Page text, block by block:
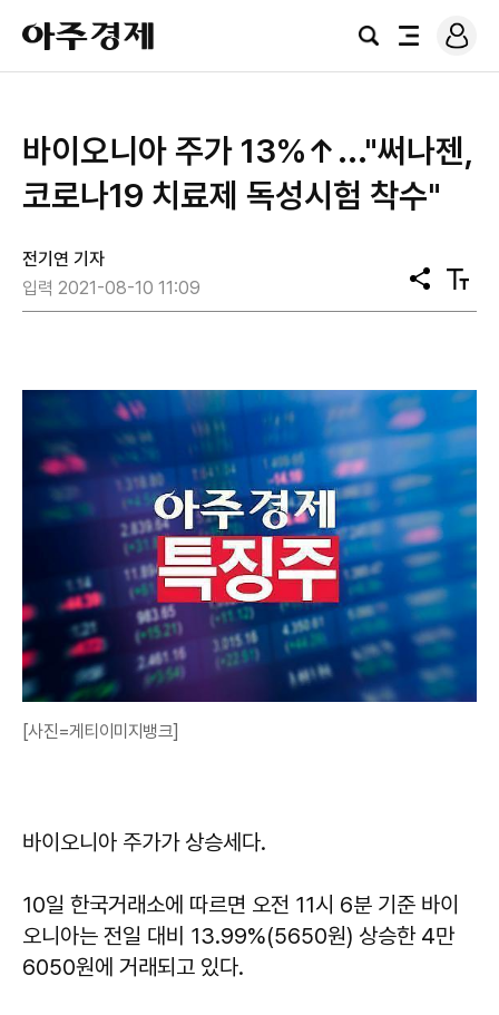
아
주
경
검
전
로
그
바이오니아 주가 13%↑..."써나젠,
코로나19 치료제 독성시험 착수"
전기연 기자
입력 2021-08-10 11:09
공
유
텍
스
[사진=게티이미지뱅크]
바이오니아 주가가 상승세다.
10일 한국거래소에 따르면 오전 11시 6분 기준 바이
오니아는 전일 대비 13.99%(5650원) 상승한 4만
6050원에 거래되고 있다.